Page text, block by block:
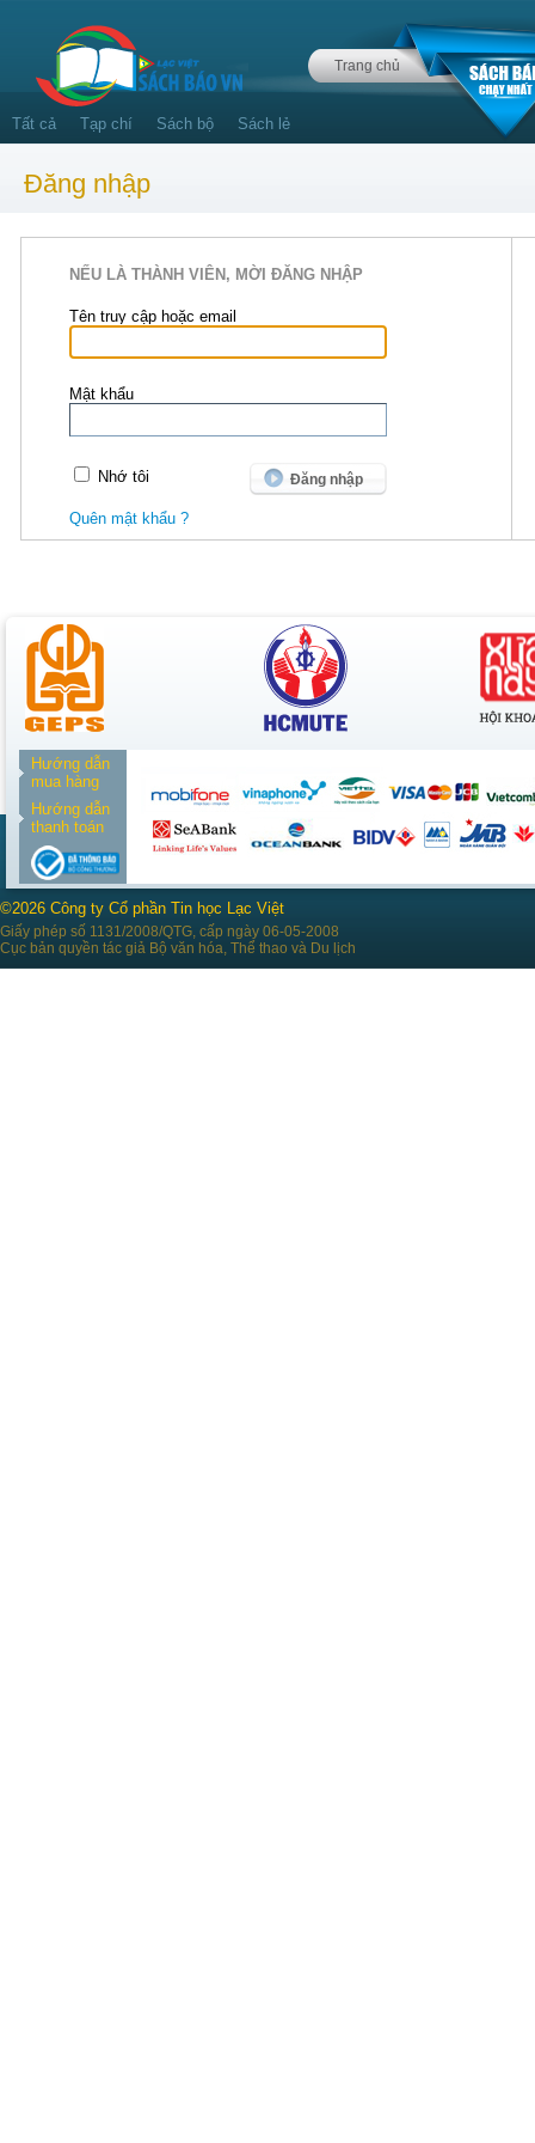
Trang chủ
Tất cả Tạp chí Sách bộ Sách lẻ
Đăng nhập
NẾU LÀ THÀNH VIÊN, MỜI ĐĂNG NHẬP
Tên truy cập hoặc email
Mật khẩu
Nhớ tôi
Quên mật khẩu ?
Hướng dẫn
mua hàng
Hướng dẫn
thanh toán
©2026 Công ty Cổ phần Tin học Lạc Việt
Giấy phép số 1131/2008/QTG, cấp ngày 06-05-2008
Cục bản quyền tác giả Bộ văn hóa, Thể thao và Du lịch